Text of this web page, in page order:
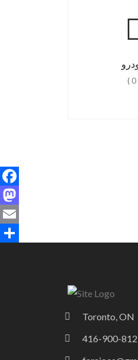
( 0
Facebook
Mastodon
Email
Toronto, ON
416-900-